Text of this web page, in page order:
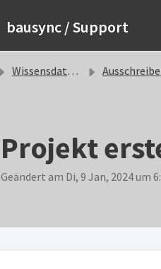
bausync / Support
Wissensdatenbank
Projekt
Geändert am Di, 9 Jan, 2024 um